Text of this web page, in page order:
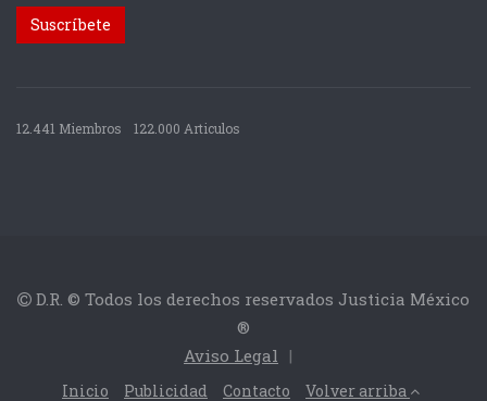
12.441 Miembros 122.000 Articulos
D.R. © Todos los derechos reservados Justicia México
®
Aviso Legal |
Inicio Publicidad Contacto Volver arriba